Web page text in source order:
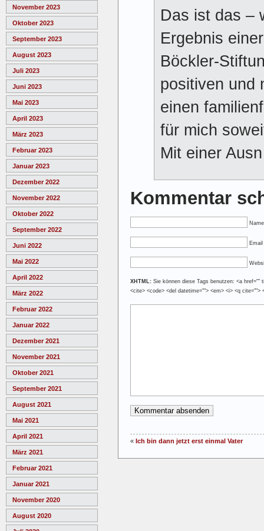
November 2023
Oktober 2023
September 2023
August 2023
Juli 2023
Juni 2023
Mai 2023
April 2023
März 2023
Februar 2023
Januar 2023
Dezember 2022
November 2022
Oktober 2022
September 2022
Juni 2022
Mai 2022
April 2022
März 2022
Februar 2022
Januar 2022
Dezember 2021
November 2021
Oktober 2021
September 2021
August 2021
Mai 2021
April 2021
März 2021
Februar 2021
Januar 2021
November 2020
August 2020
Das ist das –
Ergebnis
Böckler-
positiven und
einen
für mich
Mit einer
Kommentar
Name
XHTML: Sie können diese Tags benutzen: <a href=""
<cite> <code> <del datetime=""> <em> <i> <q cite="">
« Ich bin dann jetzt erst einmal Vater